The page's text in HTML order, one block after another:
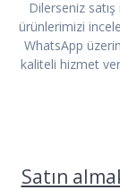
Dilerseniz
ürünlerimizi
WhatsApp
kaliteli hizmet
Satın